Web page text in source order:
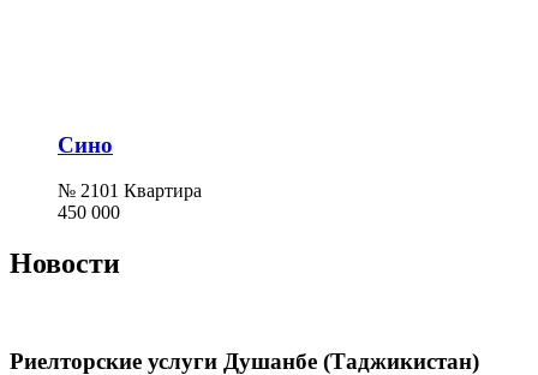
Сино
№ 2101 Квартира
450 000
Новости
Риелторские услуги Душанбе (Таджикистан)